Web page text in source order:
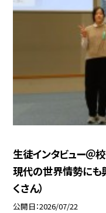
生徒インタビュー＠
現代の世界情勢にも
くさん）
公開日 2026/07/22